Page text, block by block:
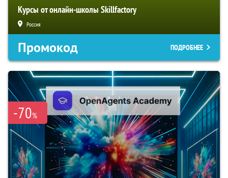
Курсы от онлайн-школы Skillfactory
Россия
Промокод ПОДРОБНЕЕ
-70%